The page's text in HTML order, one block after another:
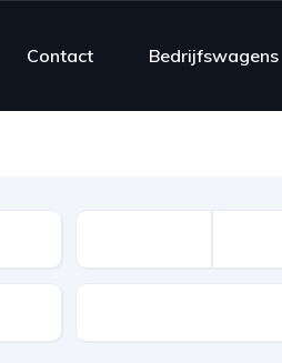
Contact Bedrijfswagens